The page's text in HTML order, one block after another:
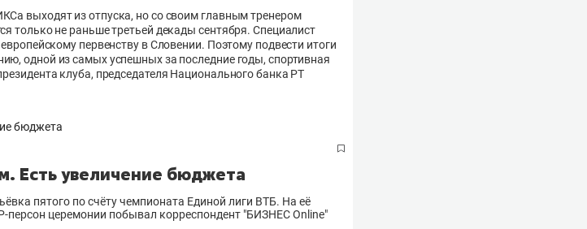
выходят из отпуска, но со своим главным тренером
только не раньше третьей декады сентября. Специалист
первенству в Словении. Поэтому подвести итоги
одной из самых успешных за последние годы, спортивная
клуба, председателя Национального банка РТ
Есть увеличение бюджета
пятого по счёту чемпионата Единой лиги ВТБ. На её
персон церемонии побывал корреспондент "БИЗНЕС Online"